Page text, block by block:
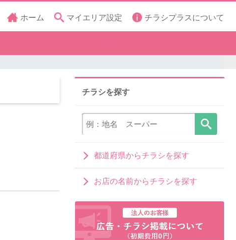
ホーム マイエリア設定 チラシプラスについて
チラシを探す
都道府県からチラシを探す
お店の名前からチラシを探す